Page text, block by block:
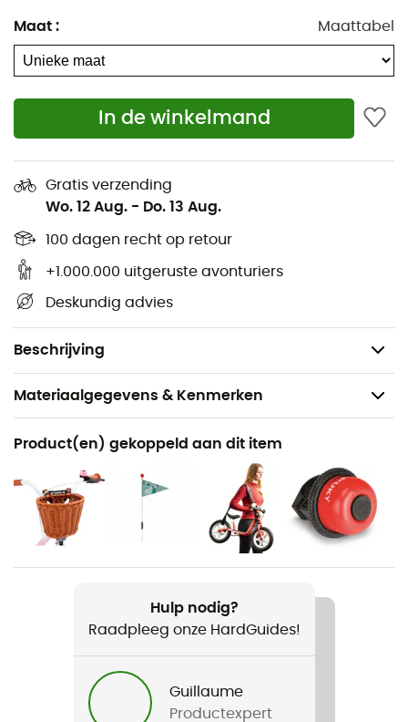
Maat : Maattabel
In de winkelmand
Gratis verzending
Wo. 12 Aug. - Do. 13 Aug.
100 dagen recht op retour
+1.000.000 uitgeruste avonturiers
Deskundig advies
Beschrijving
Maximale totale belasting 25 kg
Speciaal zadel voor loopfiets
Luchtbanden 62-203
Krachtig remsysteem
Slagvaste poedercoating
Wielen en stuur gemonteerd op kogellagers.
Zadel en stuur in hoogte verstelbaar
Frame met lage instap en opstap
Gewicht: 5,5 kg
Materiaalgegevens & Kenmerken
Aanbevolen voor
Voor
Kinderen
Gewicht
Maximale belasting
Product(en) gekoppeld aan dit item
Hulp nodig?
Raadpleeg onze HardGuides!
Guillaume
Productexpert